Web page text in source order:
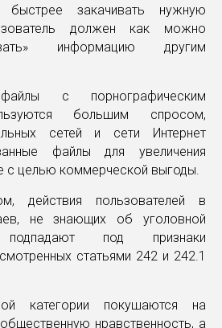
закачивать нужную
должен как можно
информацию другим
с порнографическим
большим спросом,
сетей и сети Интернет
файлы для увеличения
с целью коммерческой выгоды.
действия пользователей в
не знающих об уголовной
подпадают под признаки
статьями 242 и 242.1
категории покушаются на
нравственность, а